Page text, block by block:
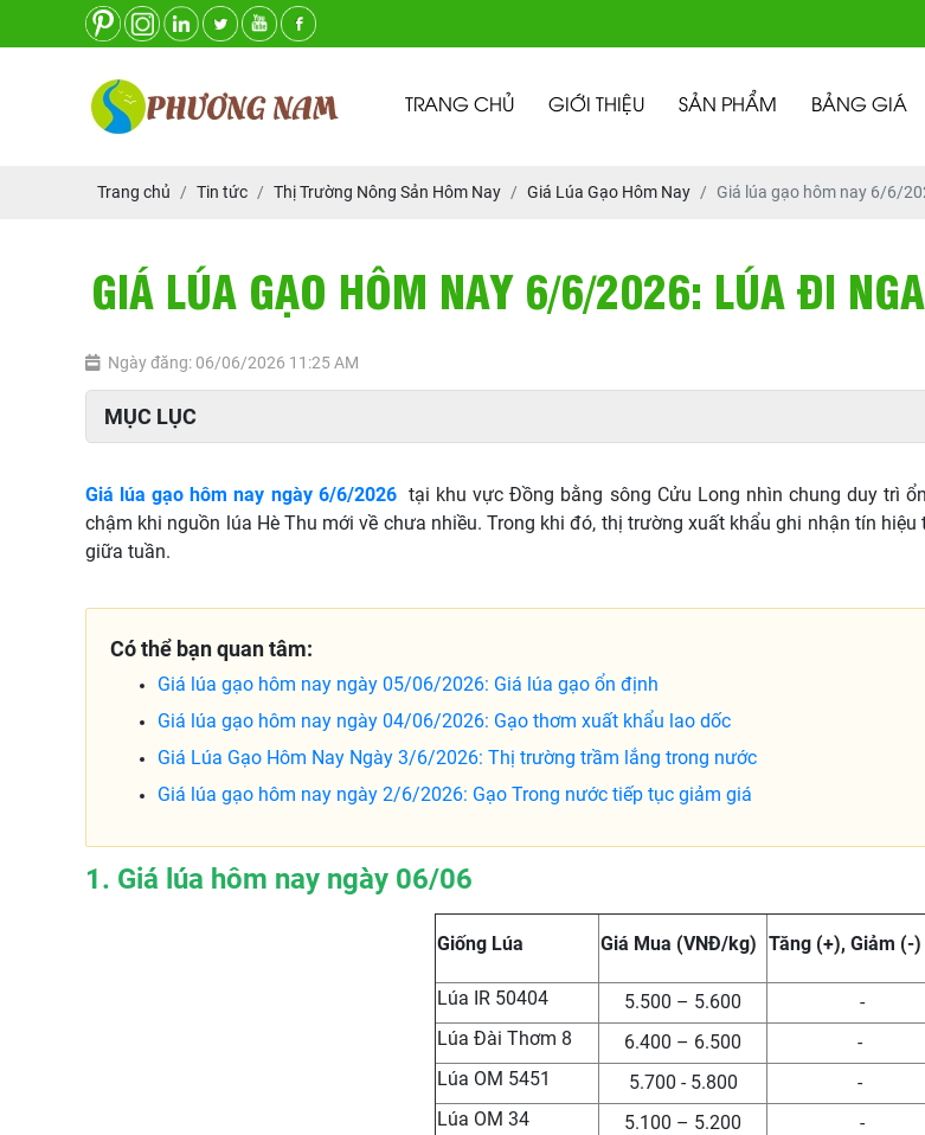
TRANG CHỦ GIỚI THIỆU SẢN PHẨM BẢNG GIÁ
Trang chủ Tin tức Thị Trường Nông Sản Hôm Nay Giá Lúa Gạo Hôm Nay Giá lúa gạo hôm nay 6/6/
GIÁ LÚA GẠO HÔM NAY 6/6/2026: LÚA ĐI
Ngày đăng: 06/06/2026 11:25 AM
MỤC LỤC
Giá lúa gạo hôm nay ngày 6/6/2026tại khu vực Đồng bằng sông Cửu Long nhìn chung duy trì
chậm khi nguồn lúa Hè Thu mới về chưa nhiều. Trong khi đó, thị trường xuất khẩu ghi nhận tín
giữa tuần.
Có thể bạn quan tâm:
Giá lúa gạo hôm nay ngày 05/06/2026: Giá lúa gạo ổn định
Giá lúa gạo hôm nay ngày 04/06/2026: Gạo thơm xuất khẩu lao dốc
Giá Lúa Gạo Hôm Nay Ngày 3/6/2026: Thị trường trầm lắng trong nước
Giá lúa gạo hôm nay ngày 2/6/2026: Gạo Trong nước tiếp tục giảm giá
1. Giá lúa hôm nay ngày 06/06
Giống Lúa Giá Mua (VNĐ/kg) Tăng (+), Giảm (-)
Lúa IR 50404
5.500 – 5.600 -
Lúa Đài Thơm 8
6.400 – 6.500 -
Lúa OM 5451
5.700 - 5.800 -
Lúa OM 34
5.100 – 5.200 -